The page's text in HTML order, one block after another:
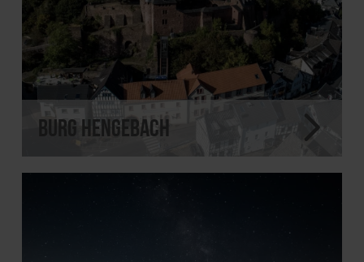
Burg Hengebach